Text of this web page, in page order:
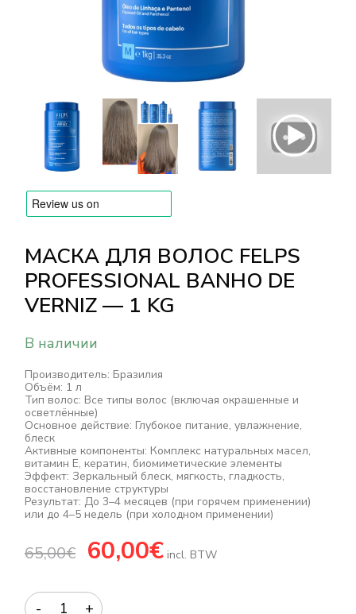
Оплата и доставка
Часто задаваемые вопросы
Контакты
МАСКА ДЛЯ ВОЛОС FELPS
PROFESSIONAL BANHO DE
VERNIZ — 1 KG
В наличии
Производитель: Бразилия
Объём: 1 л
Тип волос: Все типы волос (включая окрашенные и
осветлённые)
Основное действие: Глубокое питание, увлажнение,
блеск
Активные компоненты: Комплекс натуральных масел,
витамин E, кератин, биомиметические элементы
Эффект: Зеркальный блеск, мягкость, гладкость,
восстановление структуры
Результат: До 3–4 месяцев (при горячем применении)
или до 4–5 недель (при холодном применении)
65,00€
Первоначальная
цена
60,00€Текущая
цена:
incl. BTW
Quantity